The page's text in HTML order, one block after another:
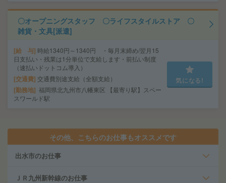
〇オープニングスタッフ 〇ライフスタイルストア 〇
雑貨・文具[派遣]
給 与 時給1340円～1340円 ・毎月末締め/翌月15
日支払い・残業は1分単位で支給します・前払い制度
（速払いドットコム導入）
交通費 交通費別途支給（全額支給）
勤務地 福岡県北九州市八幡東区 【最寄り駅】スペー
スワールド駅
気になる!
その他、こちらのお仕事もオススメです
出水市のお仕事
ＪＲ九州新幹線のお仕事